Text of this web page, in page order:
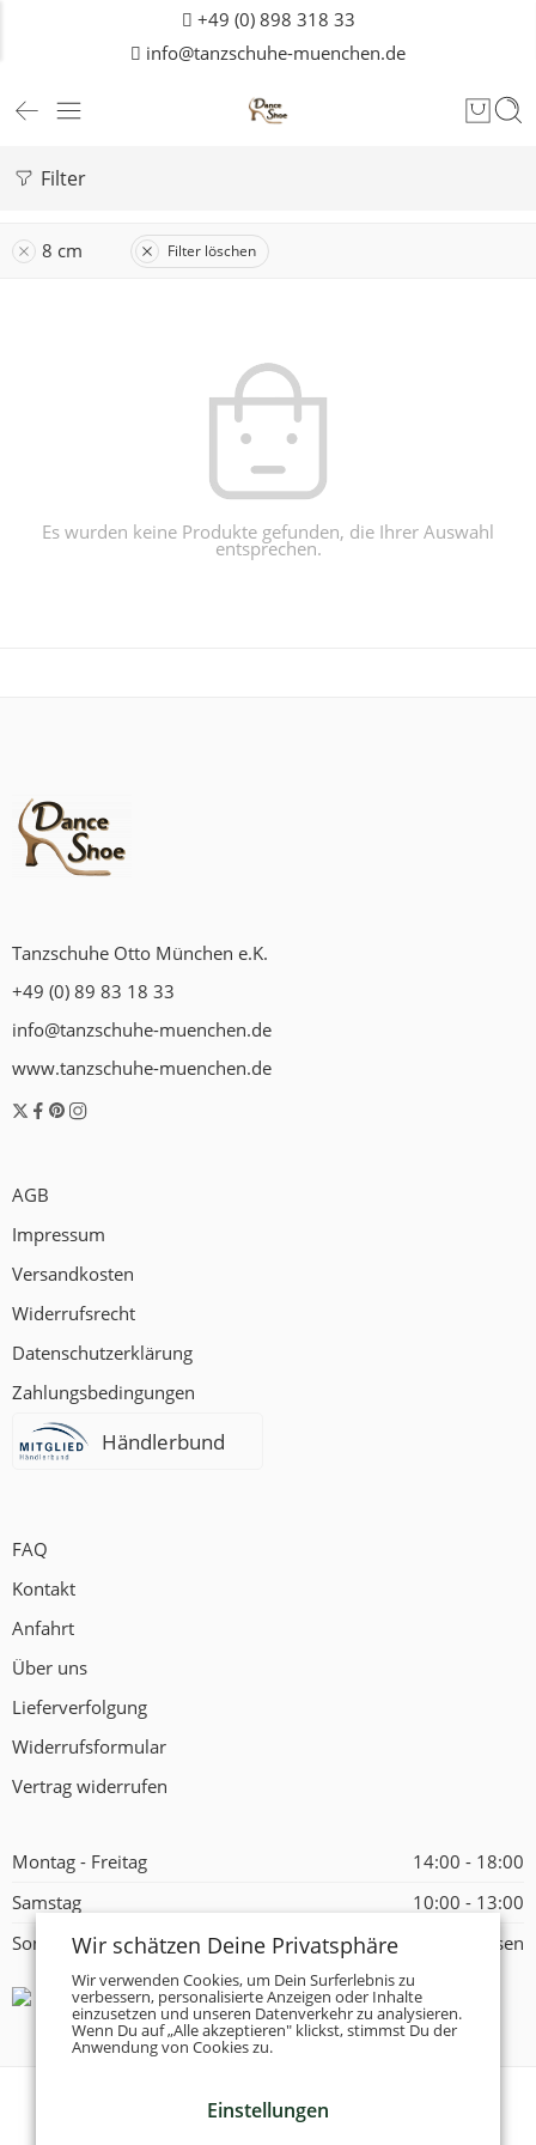
+49 (0) 898 318 33
info@tanzschuhe-muenchen.de
Filter
8 cm Filter löschen
Es wurden keine Produkte gefunden, die Ihrer Auswahl
entsprechen.
Tanzschuhe Otto München e.K.
+49 (0) 89 83 18 33
info@tanzschuhe-muenchen.de
www.tanzschuhe-muenchen.de
AGB
Impressum
Versandkosten
Widerrufsrecht
Datenschutzerklärung
Zahlungsbedingungen
Händlerbund
FAQ
Kontakt
Anfahrt
Über uns
Lieferverfolgung
Widerrufsformular
Vertrag widerrufen
Montag - Freitag
14:00 - 18:00
Samstag
10:00 - 13:00
Sonntag
Geschlossen
Tanzschuhe Otto München e.K.
Wir schätzen Deine Privatsphäre
Wir verwenden Cookies, um Dein Surferlebnis zu
verbessern, personalisierte Anzeigen oder Inhalte
einzusetzen und unseren Datenverkehr zu analysieren.
Wenn Du auf „Alle akzeptieren" klickst, stimmst Du der
Anwendung von Cookies zu.
Einstellungen